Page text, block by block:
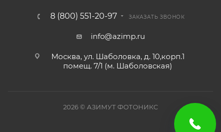
8 (800) 551-20-97 ЗАКАЗАТЬ ЗВОНОК
info@azimp.ru
Москва, ул. Шаболовка, д. 10,корп.1
помещ. 7/1 (м. Шаболовская)
2026© АЗИМУТ ФОТОНИКС